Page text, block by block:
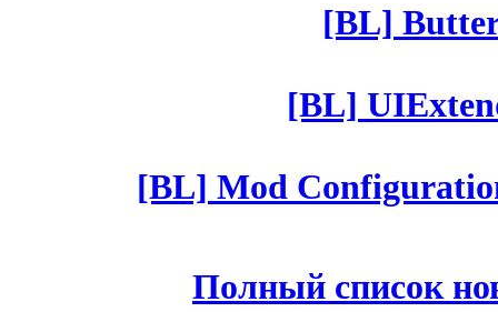
[BL]
[BL]
[BL] Mod
Полный список